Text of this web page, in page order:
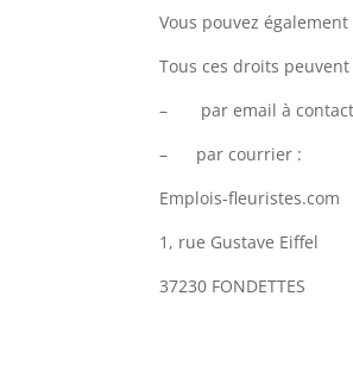
Vous pouvez
Tous ces droits
– par email à
– par courrier :
Emplois-fleuristes.com
1, rue Gustave Eiffel
37230 FONDETTES